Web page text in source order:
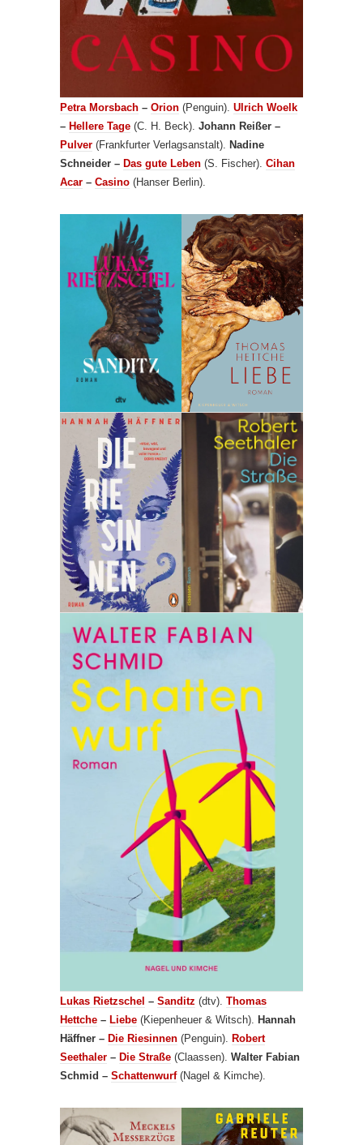
Petra Morsbach – Orion (Penguin). Ulrich Woelk
– Hellere Tage (C. H. Beck). Johann Reißer –
Pulver (Frankfurter Verlagsanstalt). Nadine
Schneider – Das gute Leben (S. Fischer). Cihan
Acar – Casino (Hanser Berlin).
Lukas Rietzschel – Sanditz (dtv). Thomas
Hettche – Liebe (Kiepenheuer & Witsch). Hannah
Häffner – Die Riesinnen (Penguin). Robert
Seethaler – Die Straße (Claassen). Walter Fabian
Schmid – Schattenwurf(Nagel & Kimche).